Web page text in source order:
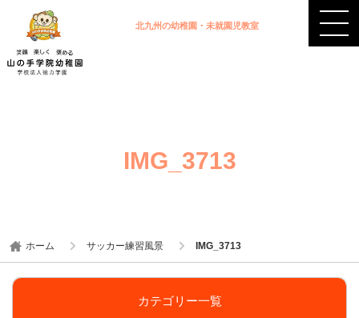
北九州の幼稚園・未就園児教室
IMG_3713
ホーム サッカー練習風景 IMG_3713
カテゴリー一覧